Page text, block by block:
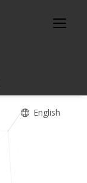
English